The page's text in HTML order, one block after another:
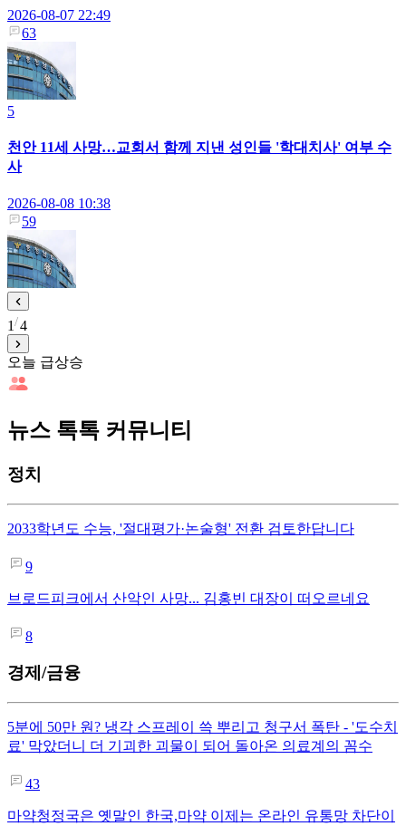
2026-08-07 22:49
63
5
천안 11세 사망…교회서 함께 지낸 성인들 '학대치사' 여부 수
사
2026-08-08 10:38
59
1 4
오늘 급상승
뉴스 톡톡 커뮤니티
정치
2033학년도 수능, '절대평가·논술형' 전환 검토한답니다
9
브로드피크에서 산악인 사망... 김홍빈 대장이 떠오르네요
8
경제/금융
5분에 50만 원? 냉각 스프레이 쓱 뿌리고 청구서 폭탄 - '도수치
료' 막았더니 더 기괴한 괴물이 되어 돌아온 의료계의 꼼수
43
마약청정국은 옛말인 한국,마약 이제는 온라인 유통망 차단이